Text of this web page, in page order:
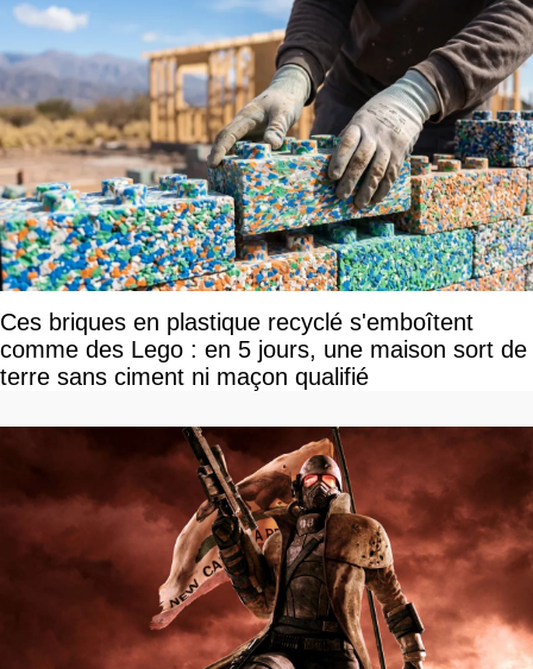
Ces briques en plastique recyclé s'emboîtent
comme des Lego : en 5 jours, une maison sort de
terre sans ciment ni maçon qualifié